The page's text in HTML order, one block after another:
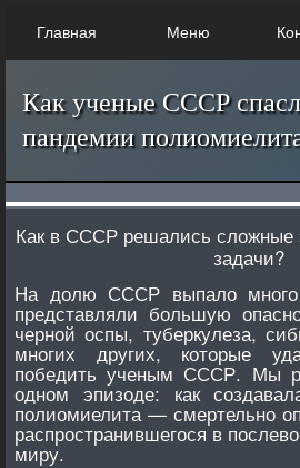
Главная Меню
Как ученые СССР
пандемии
Как в СССР решались сложные
задачи?
На долю СССР выпало много
представляли большую
черной оспы, туберкулеза,
многих других, которые
победить ученым СССР. Мы
одном эпизоде: как
полиомиелита — смертельно
распространившегося в
миру.